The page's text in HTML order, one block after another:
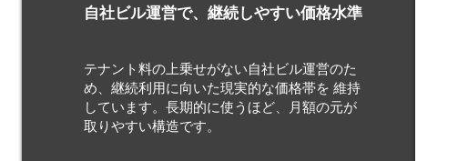
自社ビル運営で、継続しやすい価格水準
テナント料の上乗せがない自社ビル運営のた
め、継続利用に向いた現実的な価格帯を 維持
しています。長期的に使うほど、月額の元が
取りやすい構造です。